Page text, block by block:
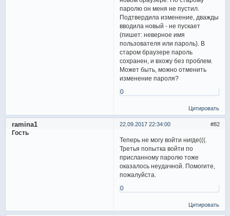
паролю он меня не пустил.
Подтвердила изменение, дважды
вводила новый - не пускает
(пишет: неверное имя
пользователя или пароль). В
старом браузере пароль
сохранен, и вхожу без проблем.
Может быть, можно отменить
изменение пароля?
0
Цитировать
82
22.09.2017 22:34:00
ramina1
Гость
Теперь не могу войти нигде(((.
Третья попытка войти по
присланному паролю тоже
оказалось неудачной. Помогите,
пожалуйста.
0
Цитировать